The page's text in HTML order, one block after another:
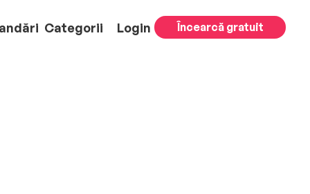
Categorii Login Încearcă gratuit